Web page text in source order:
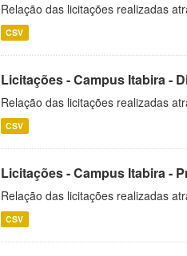
Relação das licitações realizadas
CSV
Licitações - Campus Itabira -
Relação das licitações realizadas
CSV
Licitações - Campus Itabira -
Relação das licitações realizadas
CSV